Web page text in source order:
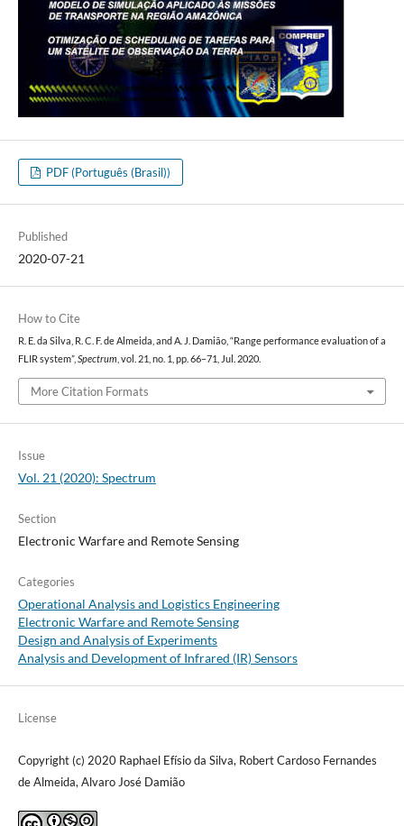
PDF (Português (Brasil))
Published
2020-07-21
How to Cite
R. E. da Silva, R. C. F. de Almeida, and A. J. Damião, “Range performance evaluation of a
FLIR system”,Spectrum, vol. 21, no. 1, pp. 66–71, Jul. 2020.
More Citation Formats
Issue
Vol. 21 (2020): Spectrum
Section
Electronic Warfare and Remote Sensing
Categories
Operational Analysis and Logistics Engineering
Electronic Warfare and Remote Sensing
Design and Analysis of Experiments
Analysis and Development of Infrared (IR) Sensors
License
Copyright (c) 2020 Raphael Efísio da Silva, Robert Cardoso Fernandes
de Almeida, Alvaro José Damião